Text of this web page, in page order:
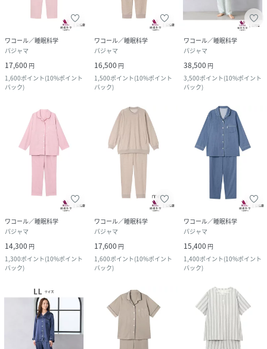
ワコール／睡眠科学
パジャマ
17,600 円
1,600ポイント(10%ポイント
バック)
ワコール／睡眠科学
パジャマ
16,500 円
1,500ポイント(10%ポイント
バック)
ワコール／睡眠科学
パジャマ
38,500 円
3,500ポイント(10%ポイント
バック)
ワコール／睡眠科学
パジャマ
14,300 円
1,300ポイント(10%ポイント
バック)
ワコール／睡眠科学
パジャマ
17,600 円
1,600ポイント(10%ポイント
バック)
ワコール／睡眠科学
パジャマ
15,400 円
1,400ポイント(10%ポイント
バック)